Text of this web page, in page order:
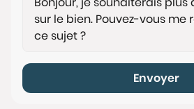
Envoyer